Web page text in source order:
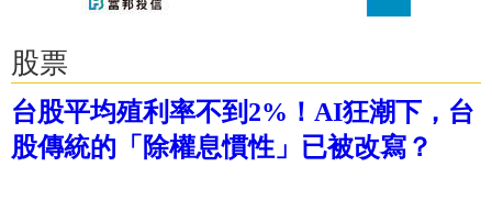
股票
台股平均殖利率不到2%！AI狂潮下，台
股傳統的「除權息慣性」已被改寫？